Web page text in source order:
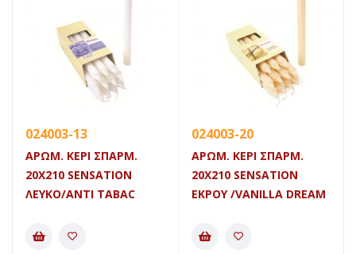
024003-13
ΑΡΩΜ. ΚΕΡΙ ΣΠΑΡΜ.
20Χ210 SENSATION
ΛΕΥΚΟ/ANTI TABAC
024003-20
ΑΡΩΜ. ΚΕΡΙ ΣΠΑΡΜ.
20Χ210 SENSATION
ΕΚΡΟΥ /VANILLA DREAM